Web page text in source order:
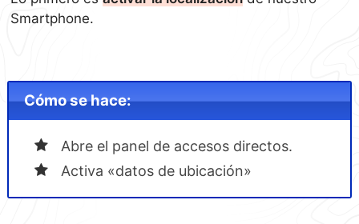
Smartphone.
Cómo se hace:
Abre el panel de accesos directos.
Activa «datos de ubicación»